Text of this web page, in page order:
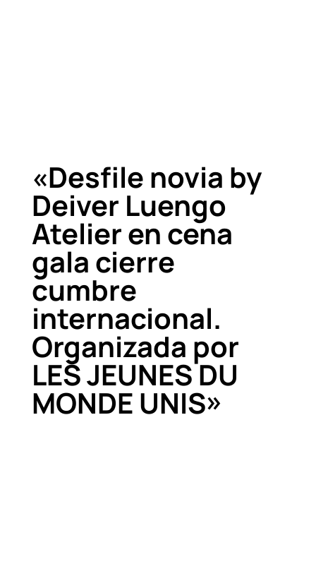
«Desfile novia by
Deiver Luengo
Atelier en cena
gala cierre
cumbre
internacional.
Organizada por
LES JEUNES DU
MONDE UNIS»